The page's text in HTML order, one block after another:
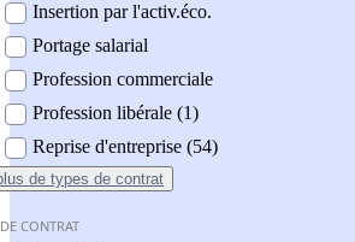
Insertion par l'activ.éco.
Portage salarial
Profession commerciale
Profession libérale (1)
Reprise d'entreprise (54)
de types de contrat
CONTRAT